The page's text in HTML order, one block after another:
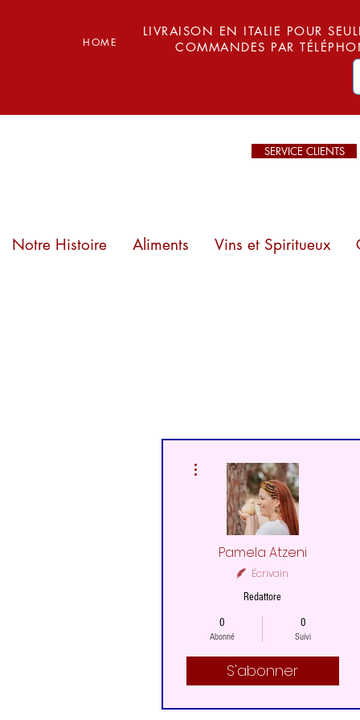
HOME
LIVRAISON EN ITALIE POUR
COMMANDES PAR
SERVICE CLIENTS
Notre Histoire Aliments Vins et Spiritueux
Pamela Atzeni
Écrivain
Redattore
0
Abonné
0
Suivi
S'abonner